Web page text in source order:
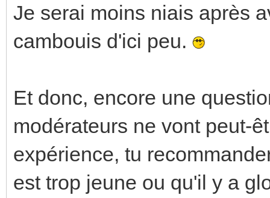
Je serai moins niais après
cambouis d'ici peu.
Et donc, encore une
modérateurs ne vont peut-
expérience, tu
est trop jeune ou qu'il y a